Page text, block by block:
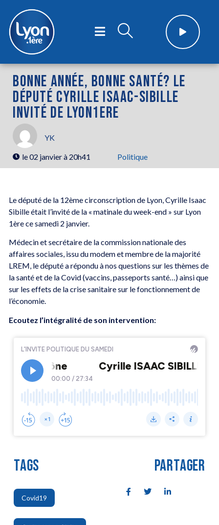
BONNE ANNÉE, BONNE SANTÉ? LE
DÉPUTÉ CYRILLE ISAAC-SIBILLE
INVITÉ DE LYON1ERE
YK
le02 janvier à 20h41 Politique
Le député de la 12ème circonscription de Lyon, Cyrille Isaac
Sibille était l’invité de la « matinale du week-end » sur Lyon
1ère ce samedi 2 janvier.
Médecin et secrétaire de la commission nationale des
affaires sociales, issu du modem et membre de la majorité
LREM, le député a répondu à nos questions sur les thèmes de
la santé et de la Covid (vaccins, passeports santé…) ainsi que
sur les effets de la crise sanitaire sur le fonctionnement de
l’économie.
Ecoutez l’intégralité de son intervention:
TAGS
Covid19
,
PARTAGER